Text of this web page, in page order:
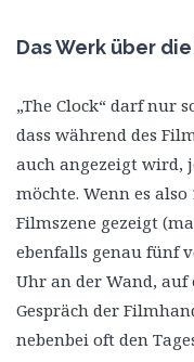
Das Werk über
„The Clock“ darf nur
dass während des
auch angezeigt wird,
möchte. Wenn es
Filmszene gezeigt
ebenfalls genau fünf
Uhr an der Wand,
Gespräch der
nebenbei oft den